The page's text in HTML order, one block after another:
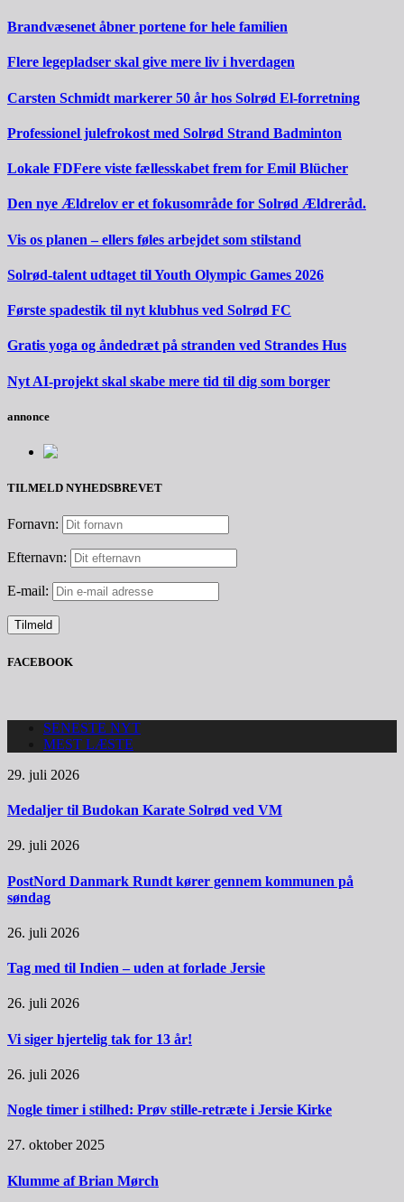
Brandvæsenet åbner portene for hele familien
Flere legepladser skal give mere liv i hverdagen
Carsten Schmidt markerer 50 år hos Solrød El-forretning
Professionel julefrokost med Solrød Strand Badminton
Lokale FDFere viste fællesskabet frem for Emil Blücher
Den nye Ældrelov er et fokusområde for Solrød Ældreråd.
Vis os planen – ellers føles arbejdet som stilstand
Solrød-talent udtaget til Youth Olympic Games 2026
Første spadestik til nyt klubhus ved Solrød FC
Gratis yoga og åndedræt på stranden ved Strandes Hus
Nyt AI-projekt skal skabe mere tid til dig som borger
annonce
TILMELD NYHEDSBREVET
Fornavn:
Efternavn:
E-mail:
FACEBOOK
SENESTE NYT
MEST LÆSTE
29. juli 2026
Medaljer til Budokan Karate Solrød ved VM
29. juli 2026
PostNord Danmark Rundt kører gennem kommunen på
søndag
26. juli 2026
Tag med til Indien – uden at forlade Jersie
26. juli 2026
Vi siger hjertelig tak for 13 år!
26. juli 2026
Nogle timer i stilhed: Prøv stille-retræte i Jersie Kirke
27. oktober 2025
Klumme af Brian Mørch